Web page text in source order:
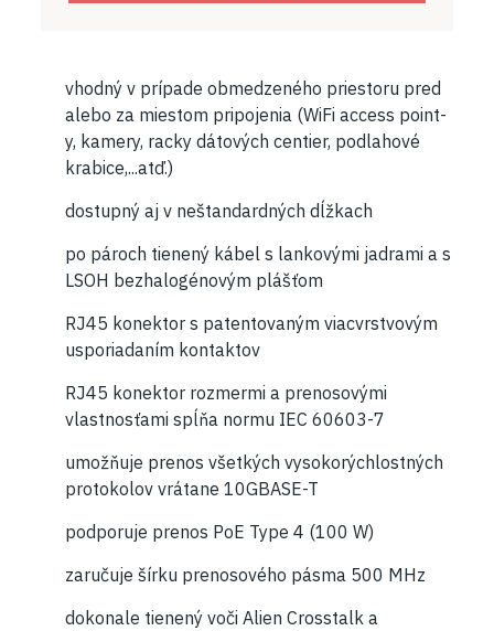
vhodný v prípade obmedzeného priestoru pred
alebo za miestom pripojenia (WiFi access point-
y, kamery, racky dátových centier, podlahové
krabice,...atď.)
dostupný aj v neštandardných dĺžkach
po pároch tienený kábel s lankovými jadrami a s
LSOH bezhalogénovým plášťom
RJ45 konektor s patentovaným viacvrstvovým
usporiadaním kontaktov
RJ45 konektor rozmermi a prenosovými
vlastnosťami spĺňa normu IEC 60603-7
umožňuje prenos všetkých vysokorýchlostných
protokolov vrátane 10GBASE-T
podporuje prenos PoE Type 4 (100 W)
zaručuje šírku prenosového pásma 500 MHz
dokonale tienený voči Alien Crosstalk a